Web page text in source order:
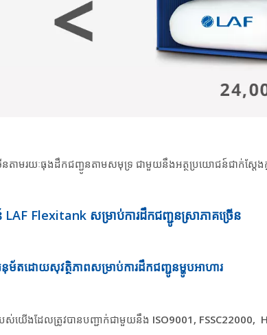
នតាមរយៈធុងដឹកជញ្ជូនតាមសមុទ្រ ជាមួយនឹងអត្ថប្រយោជន៍ជាក់ស្តែ
LAF Flexitank សម្រាប់ការដឹកជញ្ជូនស្រាភាគច្រើន
នុម័តដោយសុវត្ថិភាពសម្រាប់ការដឹកជញ្ជូនម្ហូបអាហារ
បស់យើងដែលត្រូវបានបញ្ជាក់ជាមួយនឹង ISO9001, FSSC22000,